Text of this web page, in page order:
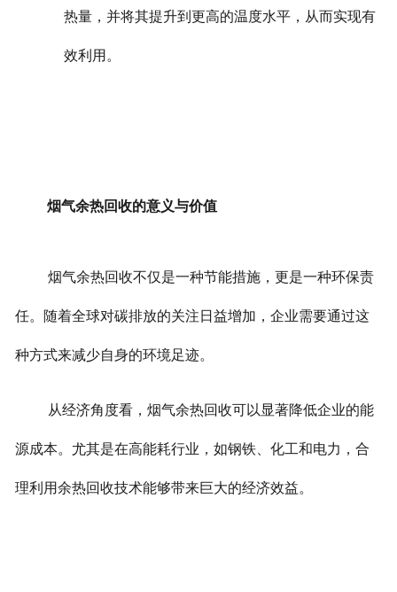
热量，并将其提升到更高的温度水平，从而实现有
效利用。
烟气余热回收的意义与价值
烟气余热回收不仅是一种节能措施，更是一种环保责
任。随着全球对碳排放的关注日益增加，企业需要通过这
种方式来减少自身的环境足迹。
从经济角度看，烟气余热回收可以显著降低企业的能
源成本。尤其是在高能耗行业，如钢铁、化工和电力，合
理利用余热回收技术能够带来巨大的经济效益。